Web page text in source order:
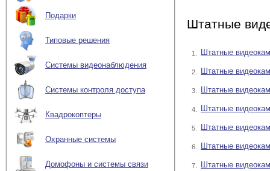
Подарки
Типовые решения
Системы видеонаблюдения
Системы контроля доступа
Квадрокоптеры
Охранные системы
Домофоны и системы связи
Штатные
1. Штатные
2. Штатные
3. Штатные
4. Штатные
5. Штатные
6. Штатные
7. Штатные